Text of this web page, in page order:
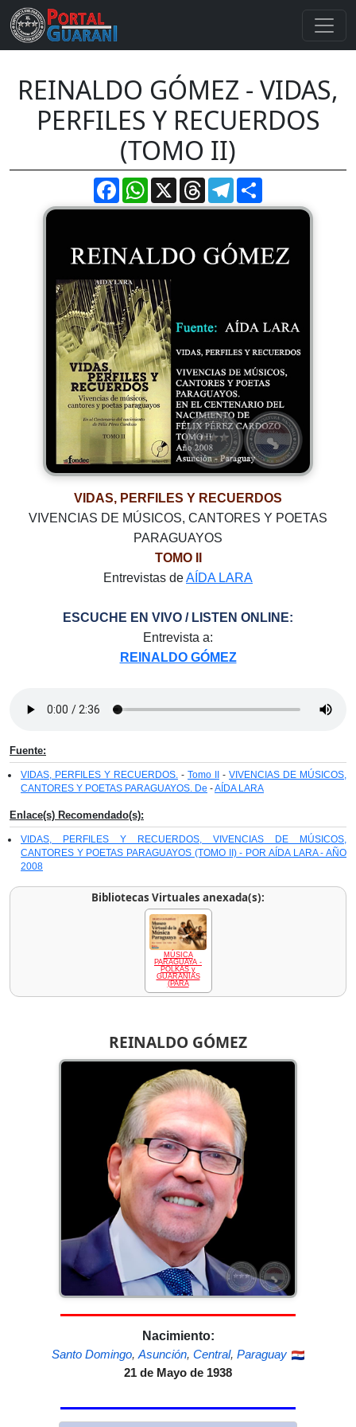
REINALDO GÓMEZ
Nacimiento:
Santo Domingo, Asunción, Central, Paraguay
21 de Mayo de 1938
REINALDO GÓMEZ - VIDAS,
PERFILES Y RECUERDOS
(TOMO II)
FacebookWhatsApp
X ThreadsTelegram
VIDAS, PERFILES Y RECUERDOS
VIVENCIAS DE MÚSICOS, CANTORES Y POETAS
PARAGUAYOS
TOMO II
Entrevistas deAÍDA LARA
ESCUCHE EN VIVO / LISTEN ONLINE:
Entrevista a:
REINALDO GÓMEZ
Fuente:
VIDAS, PERFILES Y RECUERDOS. - Tomo II - VIVENCIAS DE MÚSICOS,
CANTORES Y POETAS PARAGUAYOS. De -AÍDA LARA
Enlace(s) Recomendado(s):
VIDAS, PERFILES Y RECUERDOS, VIVENCIAS DE MÚSICOS,
CANTORES Y POETAS PARAGUAYOS (TOMO II) - POR AÍDA LARA - AÑO
2008
Bibliotecas Virtuales anexada(s):
MÚSICA
PARAGUAYA -
POLKAS y
GUARANIAS
(PARA